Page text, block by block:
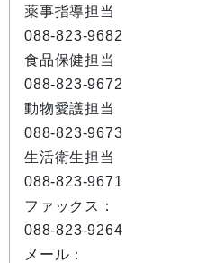
薬事指導担当
088-823-9682
食品保健担当
088-823-9672
動物愛護担当
088-823-9673
生活衛生担当
088-823-9671
ファックス：
088-823-9264
メール：